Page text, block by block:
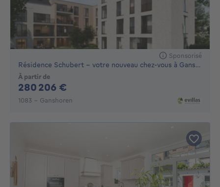
Sponsorisé
Résidence Schubert – votre nouveau chez-vous à Ganshoren
À partir de
280 206 €
1083 - Ganshoren